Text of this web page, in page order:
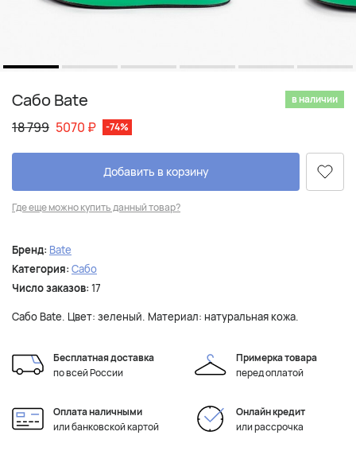
Сабо Bate в наличии
18 799 5070 ₽ -74%
Добавить в корзину
Где еще можно купить данный товар?
Бренд: Bate
Категория: Сабо
Число заказов: 17
Сабо Bate. Цвет: зеленый. Материал: натуральная кожа.
Бесплатная доставка
по всей России
Примерка товара
перед оплатой
Оплата наличными
или банковской картой
Онлайн кредит
или рассрочка